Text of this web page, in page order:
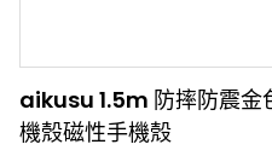
aikusu 1.5m 防摔防震金
機殼磁性手機殼